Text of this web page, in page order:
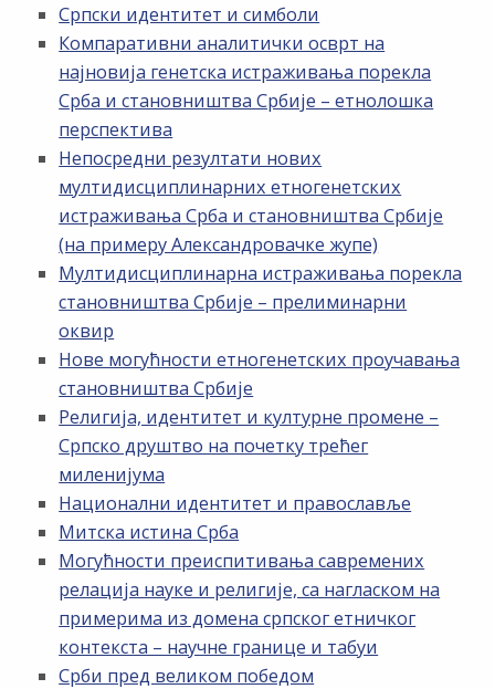
Српски идентитет и симболи
Компаративни аналитички осврт на
најновија генетска истраживања порекла
Срба и становништва Србије – етнолошка
перспектива
Непосредни резултати нових
мултидисциплинарних етногенетских
истраживања Срба и становништва Србије
(на примеру Александровачке жупе)
Мултидисциплинарна истраживања порекла
становништва Србије – прелиминарни
оквир
Нове могућности етногенетских проучавања
становништва Србије
Религија, идентитет и културне промене –
Српско друштво на почетку трећег
миленијума
Национални идентитет и православље
Митска истина Срба
Могућности преиспитивања савремених
релација науке и религије, са нагласком на
примерима из домена српског етничког
контекста – научне границе и табуи
Срби пред великом победом